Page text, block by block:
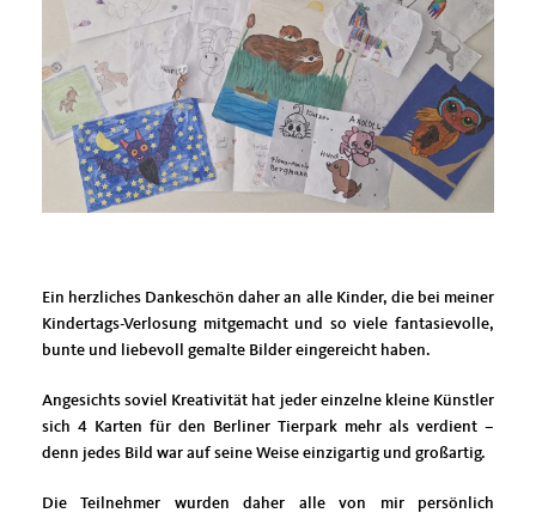
Ein herzliches Dankeschön daher an alle Kinder, die bei meiner
Kindertags-Verlosung mitgemacht und so viele fantasievolle,
bunte und liebevoll gemalte Bilder eingereicht haben.
Angesichts soviel Kreativität hat jeder einzelne kleine Künstler
sich 4 Karten für den Berliner Tierpark mehr als verdient –
denn jedes Bild war auf seine Weise einzigartig und großartig.
Die Teilnehmer wurden daher alle von mir persönlich